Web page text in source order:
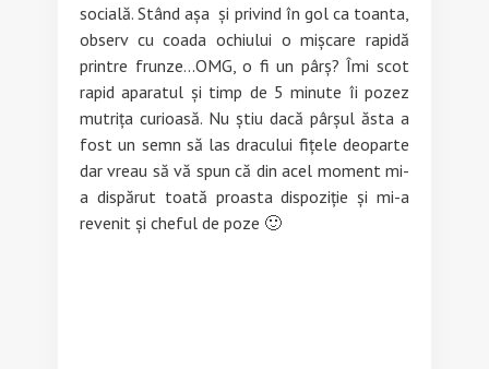
socială. Stând așa și privind în gol ca toanta,
observ cu coada ochiului o mișcare rapidă
printre frunze…OMG, o fi un pârș? Îmi scot
rapid aparatul și timp de 5 minute îi pozez
mutrița curioasă. Nu știu dacă pârșul ăsta a
fost un semn să las dracului fițele deoparte
dar vreau să vă spun că din acel moment mi-
a dispărut toată proasta dispoziție și mi-a
revenit și cheful de poze 🙂